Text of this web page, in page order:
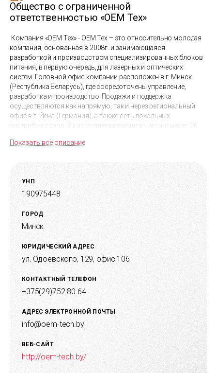
Общество с ограниченной
ответственностью «ОЕМ Тех»
Компания «ОЕМ Тех» - ОЕМ Тех – это относительно молодая
компания, основанная в 2008г. и занимающаяся
разработкой и производством специализированных блоков
питания, в первую очередь, для лазерных и оптических
систем. Головной офис компании расположен в г. Минск
(Республика Беларусь), где сосредоточены управление,
разработка и производство. Продажи и поддержка
осуществляются как напрямую, так и через региональный
офис в г. Йена (Германия), а также сеть локальных
дистрибьюторов. В настоящее время штат насчитывает 26
зарубежных предприятий. Внедренная в компании система
международного стандарта ISO 9001:2015.
Показать всё описание
УНП
190975448
ГОРОД
Минск
ЮРИДИЧЕСКИЙ АДРЕС
ул. Одоевского, 129, офис 106
КОНТАКТНЫЙ ТЕЛЕФОН
+375(29)752 80 64
АДРЕС ЭЛЕКТРОННОЙ ПОЧТЫ
info@oem-tech.by
ВЕБ-САЙТ
http://oem-tech.by/